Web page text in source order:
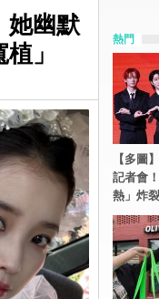
她幽默
」
熱門
【多圖
記者會
熱」炸